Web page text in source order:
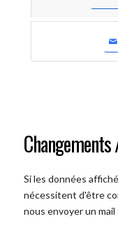
Si les données
nécessitent d'être
nous envoyer un mail